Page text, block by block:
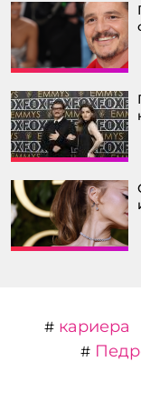
# кариера
#